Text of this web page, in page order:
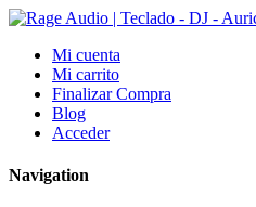
Mi cuenta
Mi carrito
Finalizar Compra
Blog
Acceder
Navigation